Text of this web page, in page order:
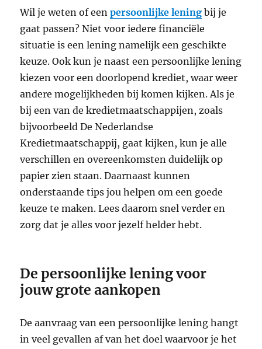
Wil je weten of eenpersoonlijke lening bij je
gaat passen? Niet voor iedere financiële
situatie is een lening namelijk een geschikte
keuze. Ook kun je naast een persoonlijke lening
kiezen voor een doorlopend krediet, waar weer
andere mogelijkheden bij komen kijken. Als je
bij een van de kredietmaatschappijen, zoals
bijvoorbeeld De Nederlandse
Kredietmaatschappij, gaat kijken, kun je alle
verschillen en overeenkomsten duidelijk op
papier zien staan. Daarnaast kunnen
onderstaande tips jou helpen om een goede
keuze te maken. Lees daarom snel verder en
zorg dat je alles voor jezelf helder hebt.
De persoonlijke lening voor
jouw grote aankopen
De aanvraag van een persoonlijke lening hangt
in veel gevallen af van het doel waarvoor je het